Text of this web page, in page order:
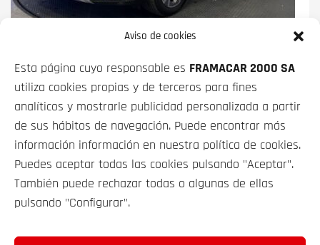
Aviso de cookies
Esta página cuyo responsable es FRAMACAR 2000 SA
utiliza cookies propias y de terceros para fines
analíticos y mostrarle publicidad personalizada a partir
de sus hábitos de navegación. Puede encontrar más
información información en nuestra política de cookies.
Puedes aceptar todas las cookies pulsando "Aceptar".
También puede rechazar todas o algunas de ellas
pulsando "Configurar".
35 900€ desde480€/mes*
VEHÍCULOS